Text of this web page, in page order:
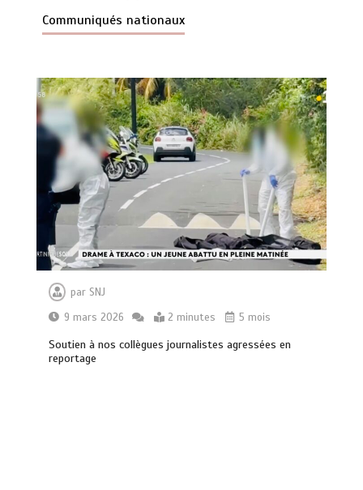
Communiqués nationaux
par SNJ
9 mars 2026
2 minutes 5 mois
Soutien à nos collègues journalistes agressées en
reportage